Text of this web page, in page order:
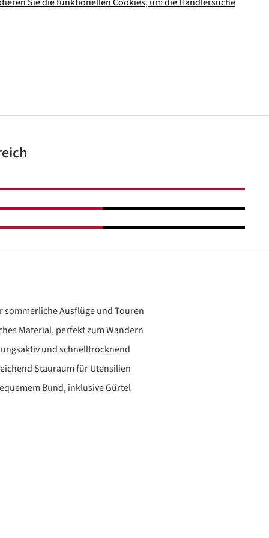
sommerliche Ausflüge und Touren
Material, perfekt zum Wandern
und schnelltrocknend
Stauraum für Utensilien
Bund, inklusive Gürtel